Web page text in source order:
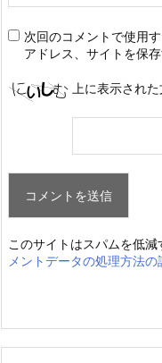
次回のコメントで使用
アドレス、サイトを保存
上に表示され
このサイトはスパムを低
メントデータの処理方法